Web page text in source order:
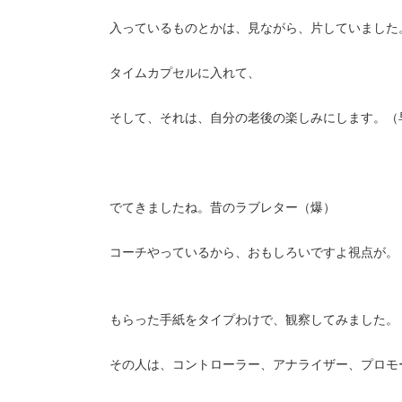
入っているものとかは、見ながら、片していました。
タイムカプセルに入れて、
そして、それは、自分の老後の楽しみにします。（
でてきましたね。昔のラブレター（爆）
コーチやっているから、おもしろいですよ視点が。
もらった手紙をタイプわけで、観察してみました。
その人は、コントローラー、アナライザー、プロモ